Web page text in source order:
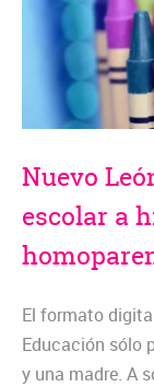
Nuevo
escolar a
El formato
Educación sólo
y una madre. A